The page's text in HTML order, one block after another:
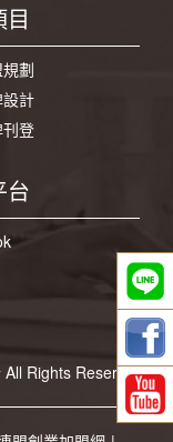
劃
計
登
台
Rights Reserved